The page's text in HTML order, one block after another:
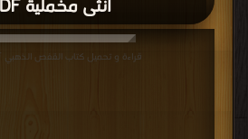
قراءة و تحميل كتاب القفص الذهبي PDF مجانا